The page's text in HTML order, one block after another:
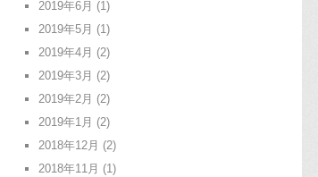
2019年6月 (1)
2019年5月 (1)
2019年4月 (2)
2019年3月 (2)
2019年2月 (2)
2019年1月 (2)
2018年12月 (2)
2018年11月 (1)